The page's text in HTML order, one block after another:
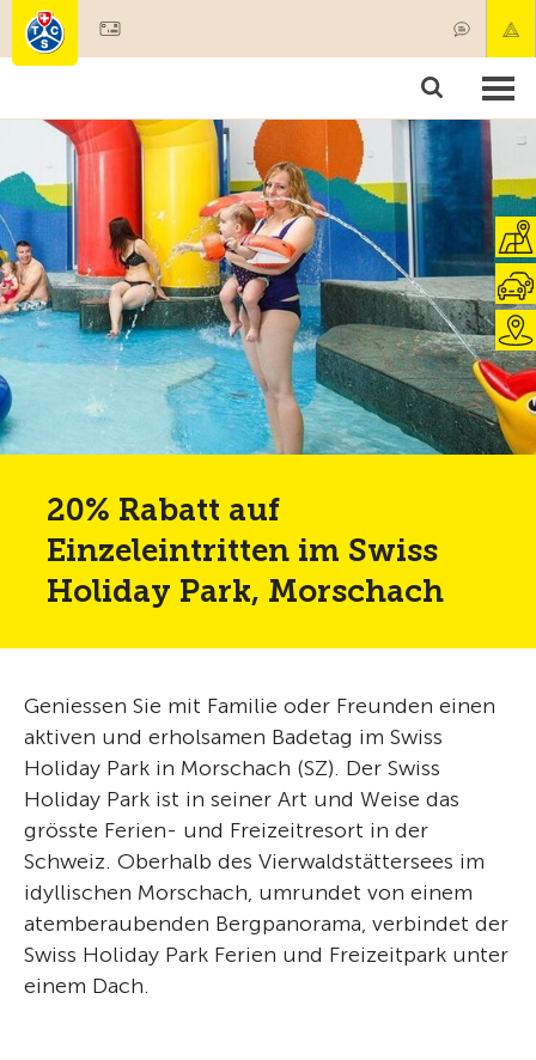
Mitgliedschaft & Leistungen
Test, Sicherheit & Gesundheit
20% Rabatt auf
Einzeleintritten im Swiss
Holiday Park, Morschach
Geniessen Sie mit Familie oder Freunden einen
aktiven und erholsamen Badetag im Swiss
Holiday Park in Morschach (SZ). Der Swiss
Holiday Park ist in seiner Art und Weise das
grösste Ferien- und Freizeitresort in der
Schweiz. Oberhalb des Vierwaldstättersees im
idyllischen Morschach, umrundet von einem
atemberaubenden Bergpanorama, verbindet der
Swiss Holiday Park Ferien und Freizeitpark unter
einem Dach.